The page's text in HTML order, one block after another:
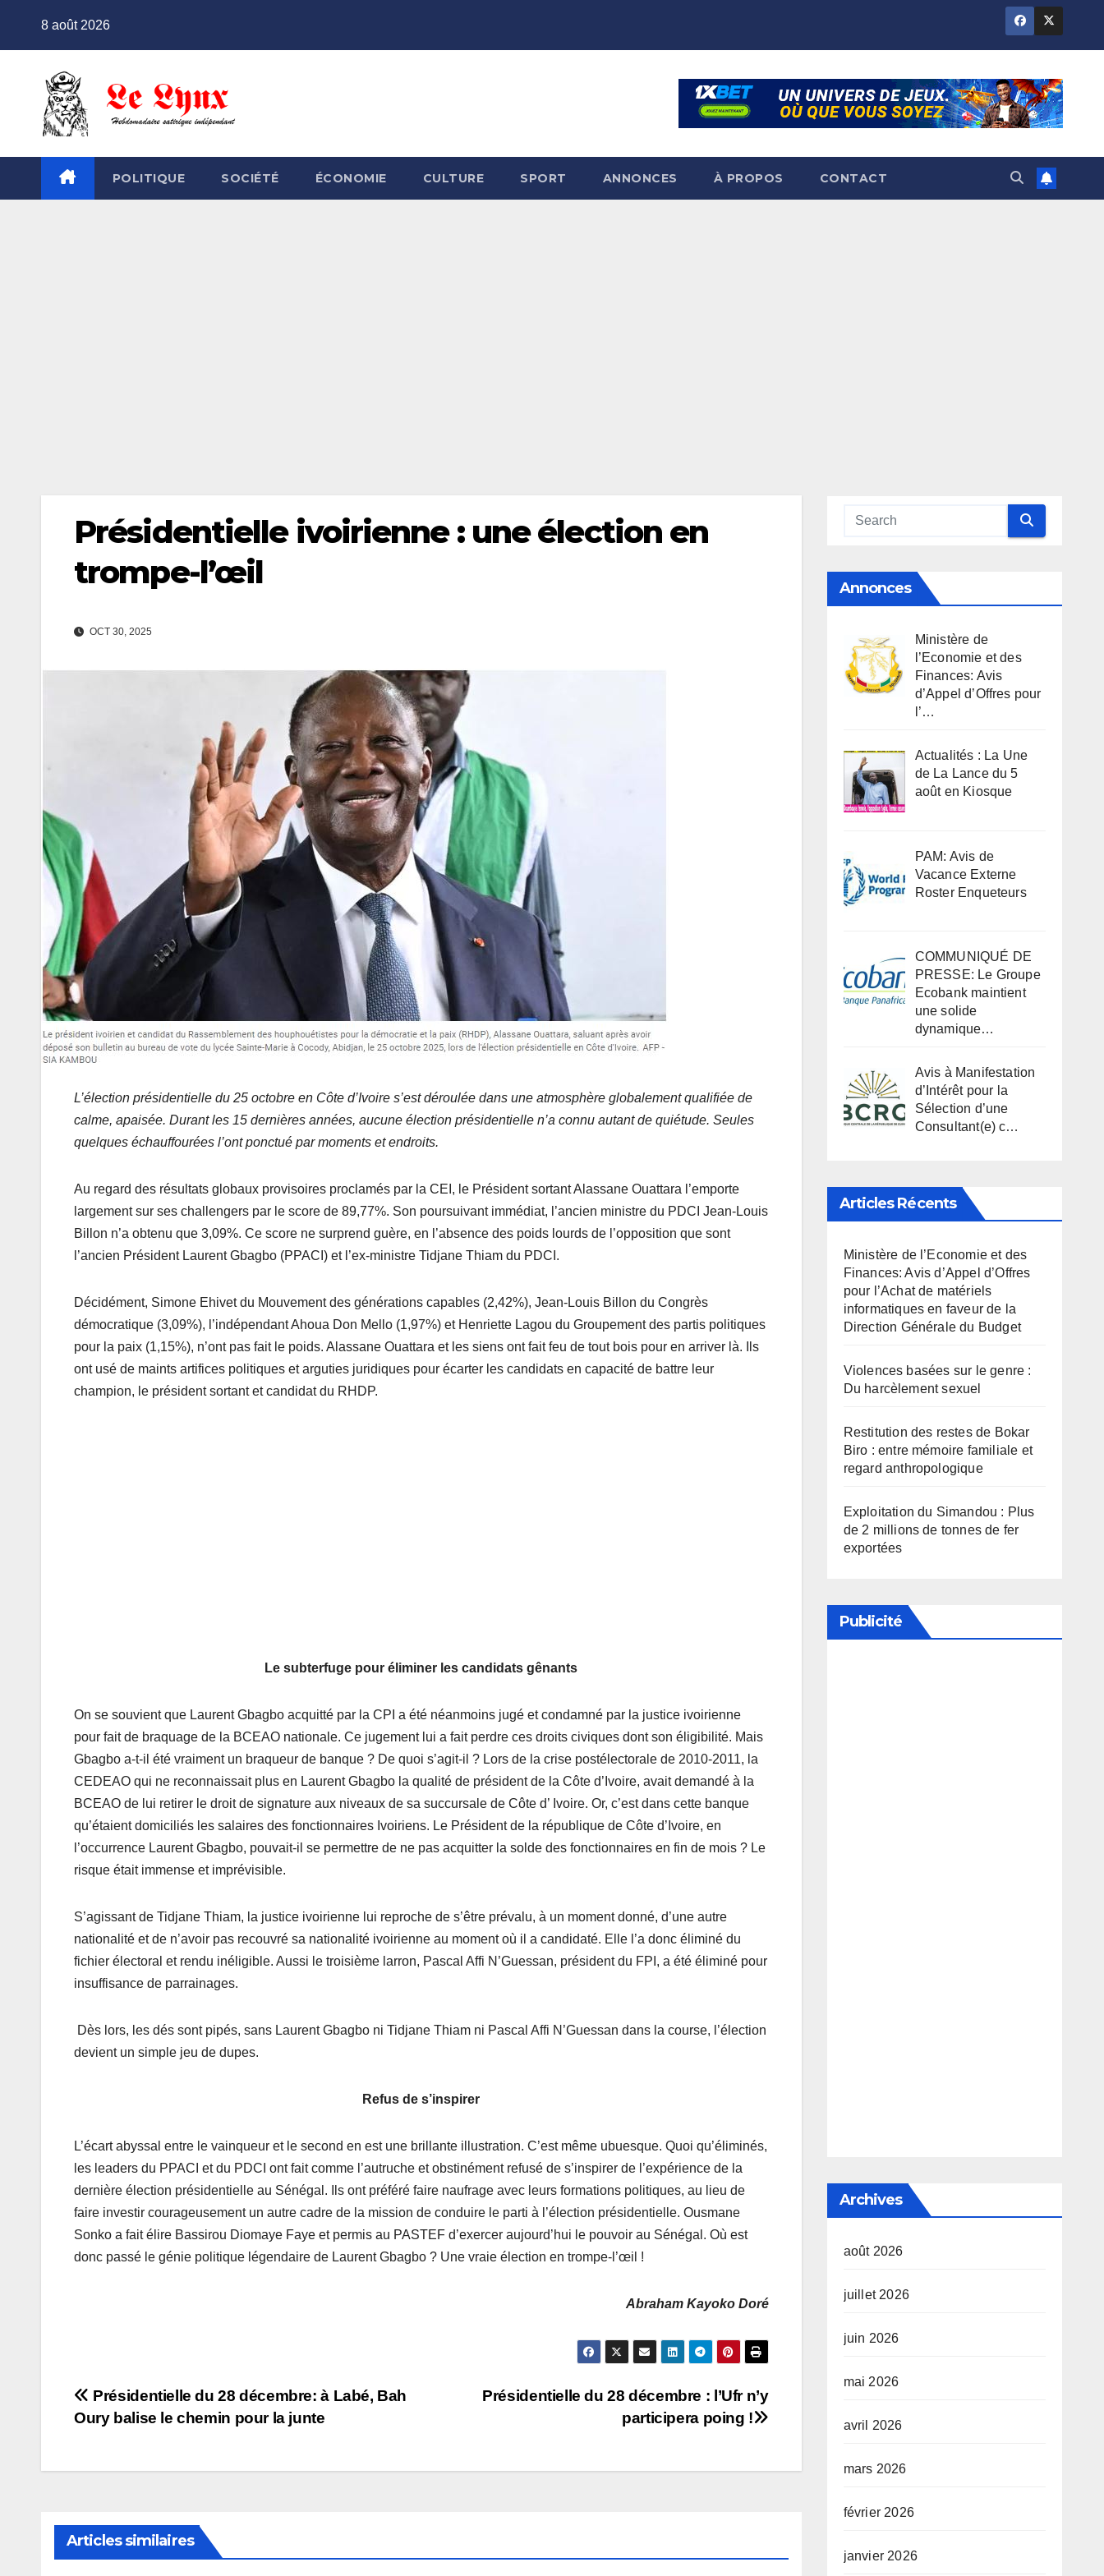
8 août 2026
POLITIQUE SOCIÉTÉ ÉCONOMIE CULTURE SPORT ANNONCES À PROPOS CONTACT
Présidentielle ivoirienne : une élection en
trompe-l’œil
OCT 30, 2025
L’élection présidentielle du 25 octobre en Côte d’Ivoire s’est déroulée dans une atmosphère globalement qualifiée de
calme, apaisée. Durant les 15 dernières années, aucune élection présidentielle n’a connu autant de quiétude. Seules
quelques échauffourées l’ont ponctué par moments et endroits.
Au regard des résultats globaux provisoires proclamés par la CEI, le Président sortant Alassane Ouattara l’emporte
largement sur ses challengers par le score de 89,77%. Son poursuivant immédiat, l’ancien ministre du PDCI Jean-Louis
Billon n’a obtenu que 3,09%. Ce score ne surprend guère, en l’absence des poids lourds de l’opposition que sont
l’ancien Président Laurent Gbagbo (PPACI) et l’ex-ministre Tidjane Thiam du PDCI.
Décidément, Simone Ehivet du Mouvement des générations capables (2,42%), Jean-Louis Billon du Congrès
démocratique (3,09%), l’indépendant Ahoua Don Mello (1,97%) et Henriette Lagou du Groupement des partis politiques
pour la paix (1,15%), n’ont pas fait le poids. Alassane Ouattara et les siens ont fait feu de tout bois pour en arriver là. Ils
ont usé de maints artifices politiques et arguties juridiques pour écarter les candidats en capacité de battre leur
champion, le président sortant et candidat du RHDP.
Le subterfuge pour éliminer les candidats gênants
On se souvient que Laurent Gbagbo acquitté par la CPI a été néanmoins jugé et condamné par la justice ivoirienne
pour fait de braquage de la BCEAO nationale. Ce jugement lui a fait perdre ces droits civiques dont son éligibilité. Mais
Gbagbo a-t-il été vraiment un braqueur de banque ? De quoi s’agit-il ? Lors de la crise postélectorale de 2010-2011, la
CEDEAO qui ne reconnaissait plus en Laurent Gbagbo la qualité de président de la Côte d’Ivoire, avait demandé à la
BCEAO de lui retirer le droit de signature aux niveaux de sa succursale de Côte d’ Ivoire. Or, c’est dans cette banque
qu’étaient domiciliés les salaires des fonctionnaires Ivoiriens. Le Président de la république de Côte d’Ivoire, en
l’occurrence Laurent Gbagbo, pouvait-il se permettre de ne pas acquitter la solde des fonctionnaires en fin de mois ? Le
risque était immense et imprévisible.
S’agissant de Tidjane Thiam, la justice ivoirienne lui reproche de s’être prévalu, à un moment donné, d’une autre
nationalité et de n’avoir pas recouvré sa nationalité ivoirienne au moment où il a candidaté. Elle l’a donc éliminé du
fichier électoral et rendu inéligible. Aussi le troisième larron, Pascal Affi N’Guessan, président du FPI, a été éliminé pour
insuffisance de parrainages.
Dès lors, les dés sont pipés, sans Laurent Gbagbo ni Tidjane Thiam ni Pascal Affi N’Guessan dans la course, l’élection
devient un simple jeu de dupes.
Refus de s’inspirer
L’écart abyssal entre le vainqueur et le second en est une brillante illustration. C’est même ubuesque. Quoi qu’éliminés,
les leaders du PPACI et du PDCI ont fait comme l’autruche et obstinément refusé de s’inspirer de l’expérience de la
dernière élection présidentielle au Sénégal. Ils ont préféré faire naufrage avec leurs formations politiques, au lieu de
faire investir courageusement un autre cadre de la mission de conduire le parti à l’élection présidentielle. Ousmane
Sonko a fait élire Bassirou Diomaye Faye et permis au PASTEF d’exercer aujourd’hui le pouvoir au Sénégal. Où est
donc passé le génie politique légendaire de Laurent Gbagbo ? Une vraie élection en trompe-l’œil !
Abraham Kayoko Doré
Navigation
de
l’article
Présidentielle du 28 décembre : l’Ufr n’y
participera poing !
Présidentielle du 28 décembre: à Labé, Bah
Oury balise le chemin pour la junte
Articles similaires
Annonces
Ministère de
l’Economie et des
Finances: Avis
d’Appel d’Offres pour
l’…
Actualités : La Une
de La Lance du 5
août en Kiosque
PAM: Avis de
Vacance Externe
Roster Enqueteurs
COMMUNIQUÉ DE
PRESSE: Le Groupe
Ecobank maintient
une solide
dynamique…
Avis à Manifestation
d’Intérêt pour la
Sélection d’une
Consultant(e) c…
Articles Récents
Ministère de l’Economie et des
Finances: Avis d’Appel d’Offres
pour l’Achat de matériels
informatiques en faveur de la
Direction Générale du Budget
Violences basées sur le genre :
Du harcèlement sexuel
Restitution des restes de Bokar
Biro : entre mémoire familiale et
regard anthropologique
Exploitation du Simandou : Plus
de 2 millions de tonnes de fer
exportées
Publicité
Archives
août 2026
juillet 2026
juin 2026
mai 2026
avril 2026
mars 2026
février 2026
janvier 2026